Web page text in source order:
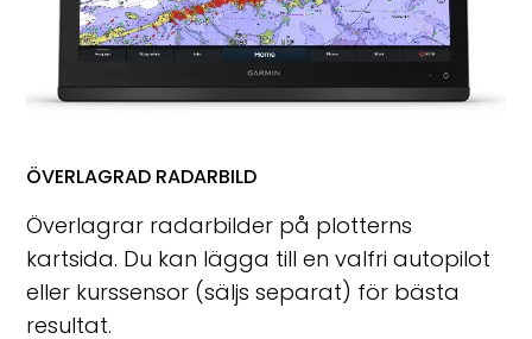
ÖVERLAGRAD RADARBILD
Överlagrar radarbilder på plotterns
kartsida. Du kan lägga till en valfri autopilot
eller kurssensor (säljs separat) för bästa
resultat.